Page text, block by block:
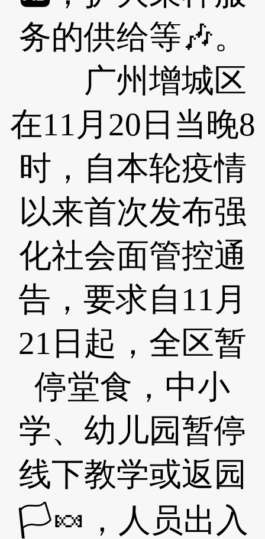
务的供给等🎶。
广州增城区
在11月20日当晚8
时，自本轮疫情
以来首次发布强
化社会面管控通
告，要求自11月
21日起，全区暂
停堂食，中小
学、幼儿园暂停
线下教学或返园
🏳🍬，人员出入